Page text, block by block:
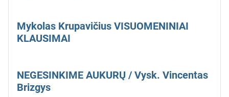
Mykolas Krupavičius VISUOMENINIAI
KLAUSIMAI
NEGESINKIME AUKURŲ / Vysk. Vincentas
Brizgys